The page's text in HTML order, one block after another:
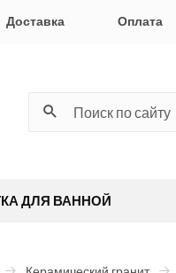
Доставка Оплата
ДЛЯ ВАННОЙ